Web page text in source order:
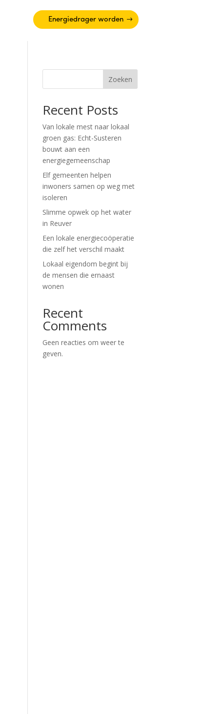
Energiedrager worden
Zoeken
Recent Posts
Van lokale mest naar lokaal
groen gas: Echt-Susteren
bouwt aan een
energiegemeenschap
Elf gemeenten helpen
inwoners samen op weg met
isoleren
Slimme opwek op het water
in Reuver
Een lokale energiecoöperatie
die zelf het verschil maakt
Lokaal eigendom begint bij
de mensen die ernaast
wonen
Recent
Comments
Geen reacties om weer te
geven.